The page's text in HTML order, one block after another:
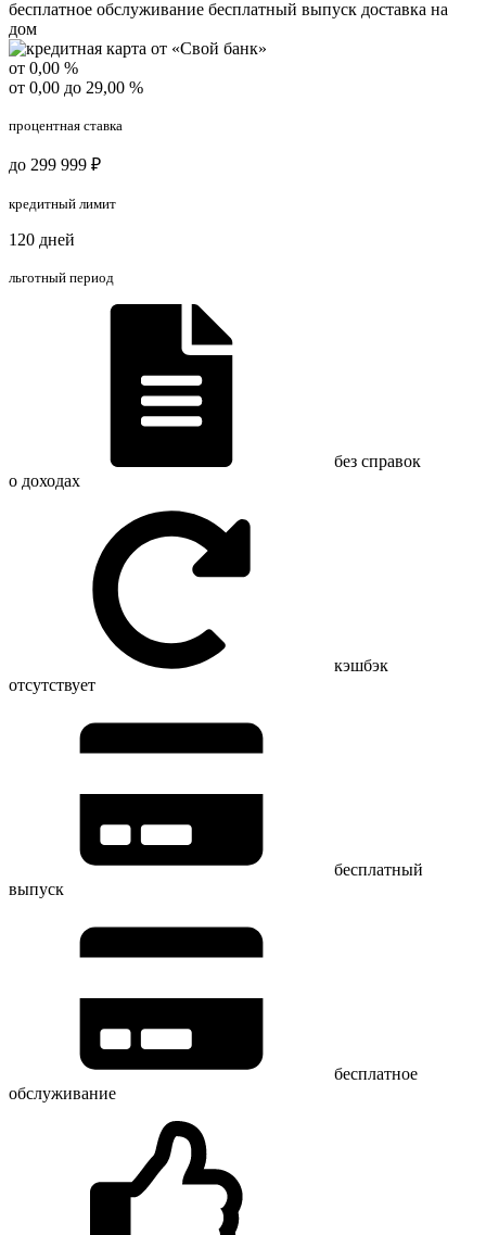
бесплатное обслуживание бесплатный выпуск доставка на
дом
от 0,00 %
от 0,00 до 29,00 %
процентная ставка
до 299 999 ₽
кредитный лимит
120 дней
льготный период
без справок
о доходах
кэшбэк
отсутствует
бесплатный
выпуск
бесплатное
обслуживание